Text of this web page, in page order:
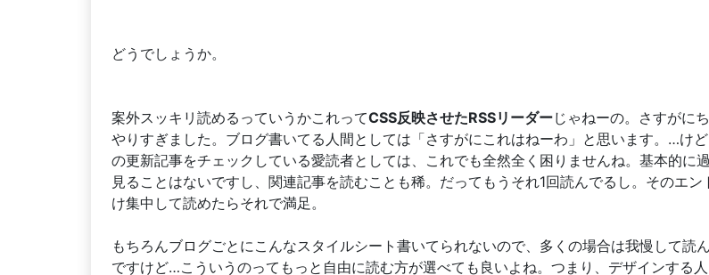
どうでしょうか。
案外スッキリ読めるっていうかこれってCSS反映させたRSSリーダーじゃねーの。さすがに
やりすぎました。ブログ書いてる人間としては「さすがにこれはねーわ」と思います。…け
の更新記事をチェックしている愛読者としては、これでも全然全く困りませんね。基本的に
見ることはないですし、関連記事を読むことも稀。だってもうそれ1回読んでるし。そのエン
け集中して読めたらそれで満足。
もちろんブログごとにこんなスタイルシート書いてられないので、多くの場合は我慢して読
ですけど…こういうのってもっと自由に読む方が選べても良いよね。つまり、デザインする